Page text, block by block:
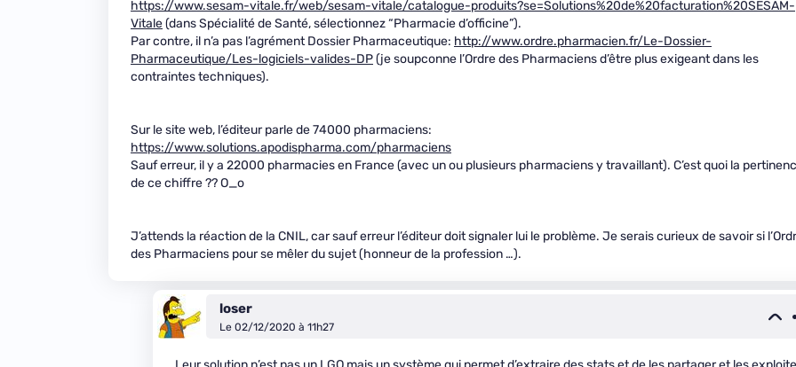
https://www.sesam-vitale.fr/web/sesam-vitale/catalogue-produits?se=Solutions%20de%20facturation%20SESAM-
Vitale(dans Spécialité de Santé, sélectionnez “Pharmacie d’officine”).
Par contre, il n’a pas l’agrément Dossier Pharmaceutique: http://www.ordre.pharmacien.fr/Le-Dossier-
Pharmaceutique/Les-logiciels-valides-DP(je soupconne l’Ordre des Pharmaciens d’être plus exigeant dans les
contraintes techniques).
Sur le site web, l’éditeur parle de 74000 pharmaciens:
https://www.solutions.apodispharma.com/pharmaciens
Sauf erreur, il y a 22000 pharmacies en France (avec un ou plusieurs pharmaciens y travaillant). C’est quoi la
de ce chiffre ?? O_o
J’attends la réaction de la CNIL, car sauf erreur l’éditeur doit signaler lui le problème. Je serais curieux de savoir si
des Pharmaciens pour se mêler du sujet (honneur de la profession …).
loser
Le 02/12/2020 à 11h27